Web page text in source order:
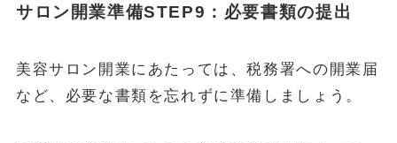
サロン開業準備STEP9：必要書類の提出
美容サロン開業にあたっては、税務署への開業届
など、必要な書類を忘れずに準備しましょう。